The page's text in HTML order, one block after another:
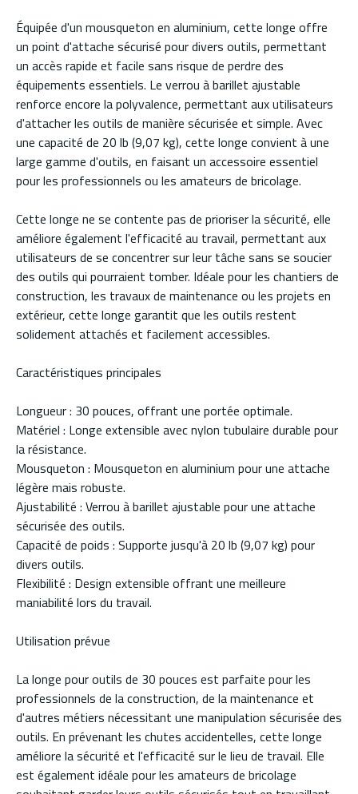
Équipée d'un mousqueton en aluminium, cette longe offre
un point d'attache sécurisé pour divers outils, permettant
un accès rapide et facile sans risque de perdre des
équipements essentiels. Le verrou à barillet ajustable
renforce encore la polyvalence, permettant aux utilisateurs
d'attacher les outils de manière sécurisée et simple. Avec
une capacité de 20 lb (9,07 kg), cette longe convient à une
large gamme d'outils, en faisant un accessoire essentiel
pour les professionnels ou les amateurs de bricolage.
Cette longe ne se contente pas de prioriser la sécurité, elle
améliore également l'efficacité au travail, permettant aux
utilisateurs de se concentrer sur leur tâche sans se soucier
des outils qui pourraient tomber. Idéale pour les chantiers de
construction, les travaux de maintenance ou les projets en
extérieur, cette longe garantit que les outils restent
solidement attachés et facilement accessibles.
Caractéristiques principales
Longueur : 30 pouces, offrant une portée optimale.
Matériel : Longe extensible avec nylon tubulaire durable pour
la résistance.
Mousqueton : Mousqueton en aluminium pour une attache
légère mais robuste.
Ajustabilité : Verrou à barillet ajustable pour une attache
sécurisée des outils.
Capacité de poids : Supporte jusqu'à 20 lb (9,07 kg) pour
divers outils.
Flexibilité : Design extensible offrant une meilleure
maniabilité lors du travail.
Utilisation prévue
La longe pour outils de 30 pouces est parfaite pour les
professionnels de la construction, de la maintenance et
d'autres métiers nécessitant une manipulation sécurisée des
outils. En prévenant les chutes accidentelles, cette longe
améliore la sécurité et l'efficacité sur le lieu de travail. Elle
est également idéale pour les amateurs de bricolage